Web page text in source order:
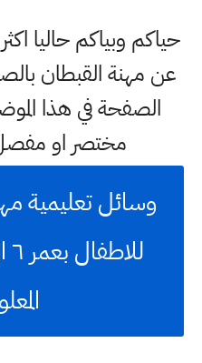
حياكم وبياكم حاليا
عن مهنة القبطان
الصفحة في هذا
مختصر او
وسائل تعليمية